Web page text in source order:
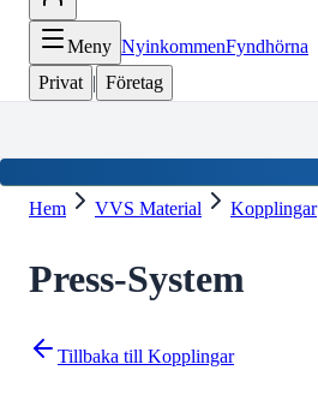
Meny NyinkommenFyndhörna
Privat | Företag
Hem VVS Material Kopplingar
Press-System
Tillbaka till Kopplingar